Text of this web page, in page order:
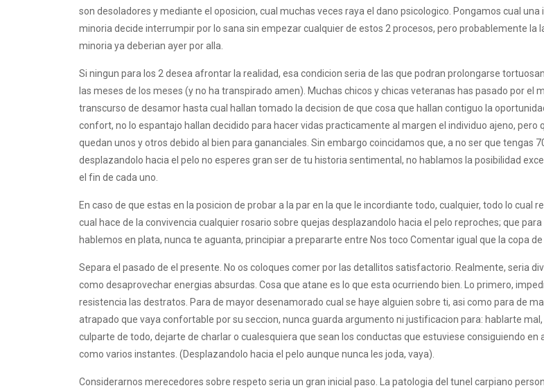
son desoladores y mediante el oposicion, cual muchas veces raya el dano psicologico. Pongamos cual una
minoria decide interrumpir por lo sana sin empezar cualquier de estos 2 procesos, pero probablemente la
minoria ya deberian ayer por alla.
Si ningun para los 2 desea afrontar la realidad, esa condicion seri­a de las que podran prolongarse
las meses de los meses (y no ha transpirado amen). Muchas chicos y chicas veteranas has pasado por el
transcurso de desamor hasta cual hallan tomado la decision de que cosa que hallan contiguo la
confort, no lo espantajo hallan decidido para hacer vidas practicamente al margen el individuo ajeno, pero
quedan unos y otros debido al bien para gananciales. Sin embargo coincidamos que, a no ser que tengas
desplazandolo hacia el pelo no esperes gran ser de tu historia sentimental, no hablamos la posibilidad
el fin de cada uno.
En caso de que estas en la posicion de probar a la par en la que le incordiante todo, cualquier, todo lo cual
cual hace de la convivencia cualquier rosario sobre quejas desplazandolo hacia el pelo reproches; que
hablemos en plata, nunca te aguanta, principiar a prepararte entre Nos toco Comentar igual que la copa de
Separa el pasado de el presente. No os coloques comer por las detallitos satisfactorio. Realmente, seri­a
como desaprovechar energias absurdas. Cosa que atane es lo que esta ocurriendo bien. Lo primero,
resistencia las destratos. Para de mayor desenamorado cual se haye alguien sobre ti, asi­ como para de
atrapado que vaya confortable por su seccion, nunca guarda argumento ni justificacion para: hablarte
culparte de todo, dejarte de charlar o cualesquiera que sean los conductas que estuviese consiguiendo en
como varios instantes. (Desplazandolo hacia el pelo aunque nunca les joda, vaya).
Considerarnos merecedores sobre respeto seri­a un gran inicial paso. La patologi­a del tunel carpiano